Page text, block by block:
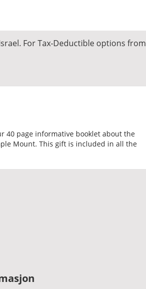
For Tax-Deductible options from
40 page informative booklet about the
Mount. This gift is included in all the